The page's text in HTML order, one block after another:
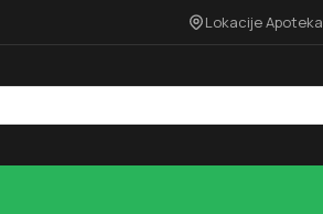
Lokacije Apoteka